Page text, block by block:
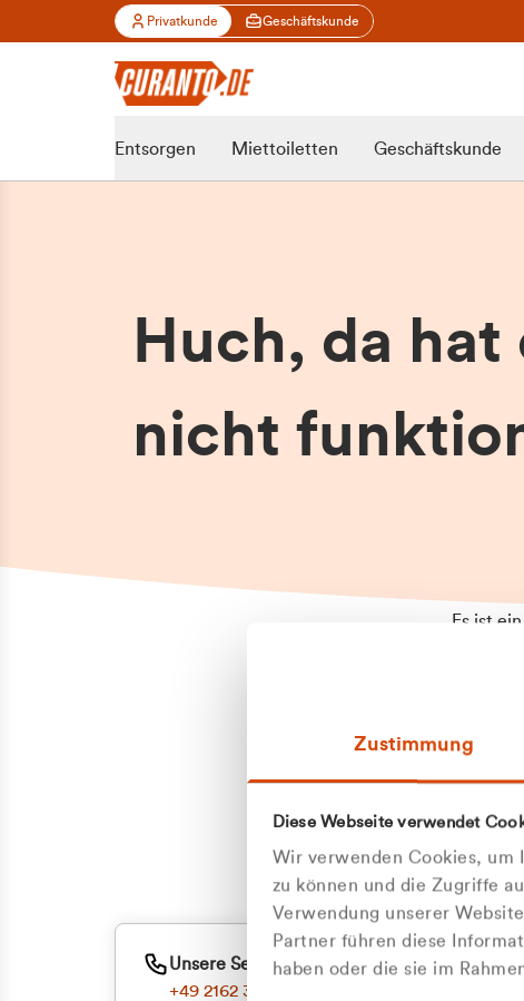
Zustimmung
Diese Webseite verwendet
Wir verwenden Cookies, um
zu können und die Zugriffe
Verwendung unserer
Partner führen diese
haben oder die sie im
Privatkunde Geschäftskunde
Zu
Entsorgen Miettoiletten Geschäftskunde
Huch, da hat
nicht
Es ist
Zum
Oder
Unsere Service-Hotline
+49 2162 3769000